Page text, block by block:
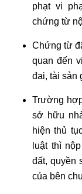
phạt vi
chứng từ
Chứng từ
quan đến
đai, tài sản
Trường
sở hữu
hiện thủ
luật thì
đất, quyền
của bên